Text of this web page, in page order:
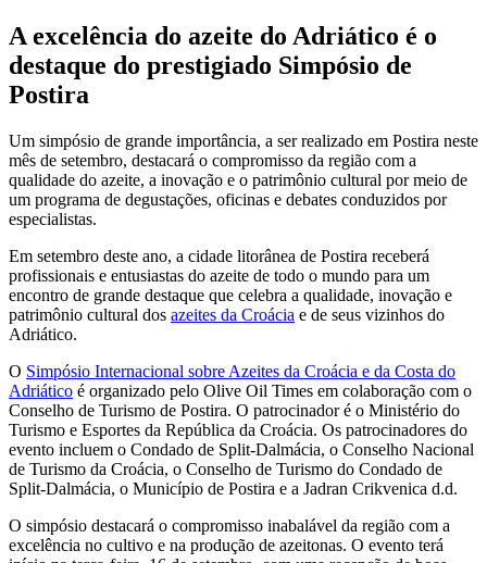
A excelência do azeite do Adriático é o
destaque do prestigiado Simpósio de
Postira
Um simpósio de grande importância, a ser realizado em Postira neste
mês de setembro, destacará o compromisso da região com a
qualidade do azeite, a inovação e o patrimônio cultural por meio de
um programa de degustações, oficinas e debates conduzidos por
especialistas.
Em setembro deste ano, a cidade litorânea de Postira receberá
profissionais e entusiastas do azeite de todo o mundo para um
encontro de grande destaque que celebra a qualidade, inovação e
patrimônio cultural dos azeites da Croácia e de seus vizinhos do
Adriático.
O Simpósio Internacional sobre Azeites da Croácia e da Costa do
Adriático é organizado pelo Olive Oil Times em colaboração com o
Conselho de Turismo de Postira. O patrocinador é o Ministério do
Turismo e Esportes da República da Croácia. Os patrocinadores do
evento incluem o Condado de Split-Dalmácia, o Conselho Nacional
de Turismo da Croácia, o Conselho de Turismo do Condado de
Split-Dalmácia, o Município de Postira e a Jadran Crikvenica d.d.
O simpósio destacará o compromisso inabalável da região com a
excelência no cultivo e na produção de azeitonas. O evento terá